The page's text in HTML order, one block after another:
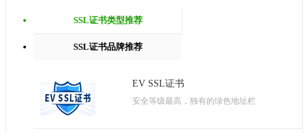
SSL证书类型推荐
SSL证书品牌推荐
EV SSL证书
安全等级最高，独有的绿色地址栏